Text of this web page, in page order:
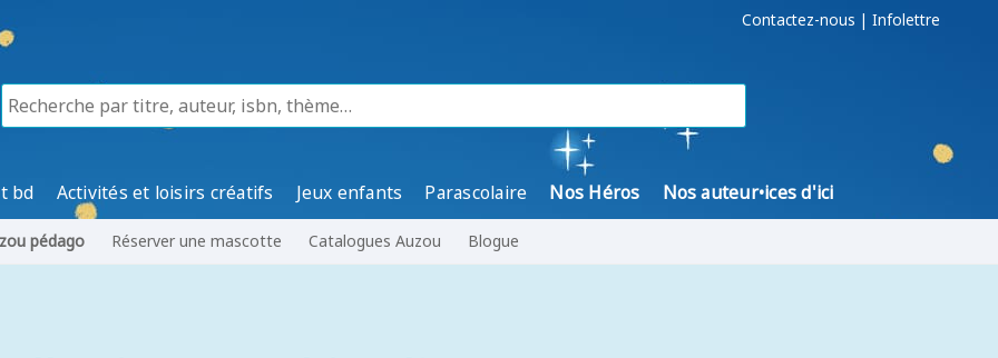
Contactez-nous | Infolettre
bd Activités et loisirs créatifs Jeux enfants Parascolaire Nos Héros Nos auteur•ices d'ici
pédago Réserver une mascotte Catalogues Auzou Blogue